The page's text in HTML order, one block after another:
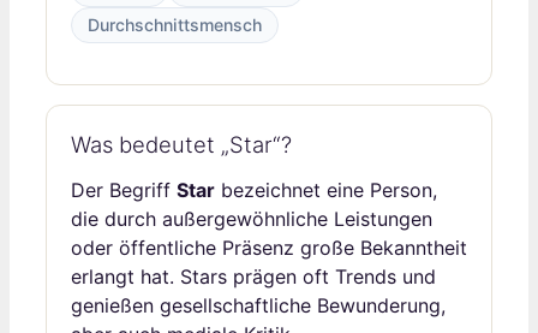
Durchschnittsmensch
Was bedeutet „Star“?
Der Begriff Star bezeichnet eine Person,
die durch außergewöhnliche Leistungen
oder öffentliche Präsenz große Bekanntheit
erlangt hat. Stars prägen oft Trends und
genießen gesellschaftliche Bewunderung,